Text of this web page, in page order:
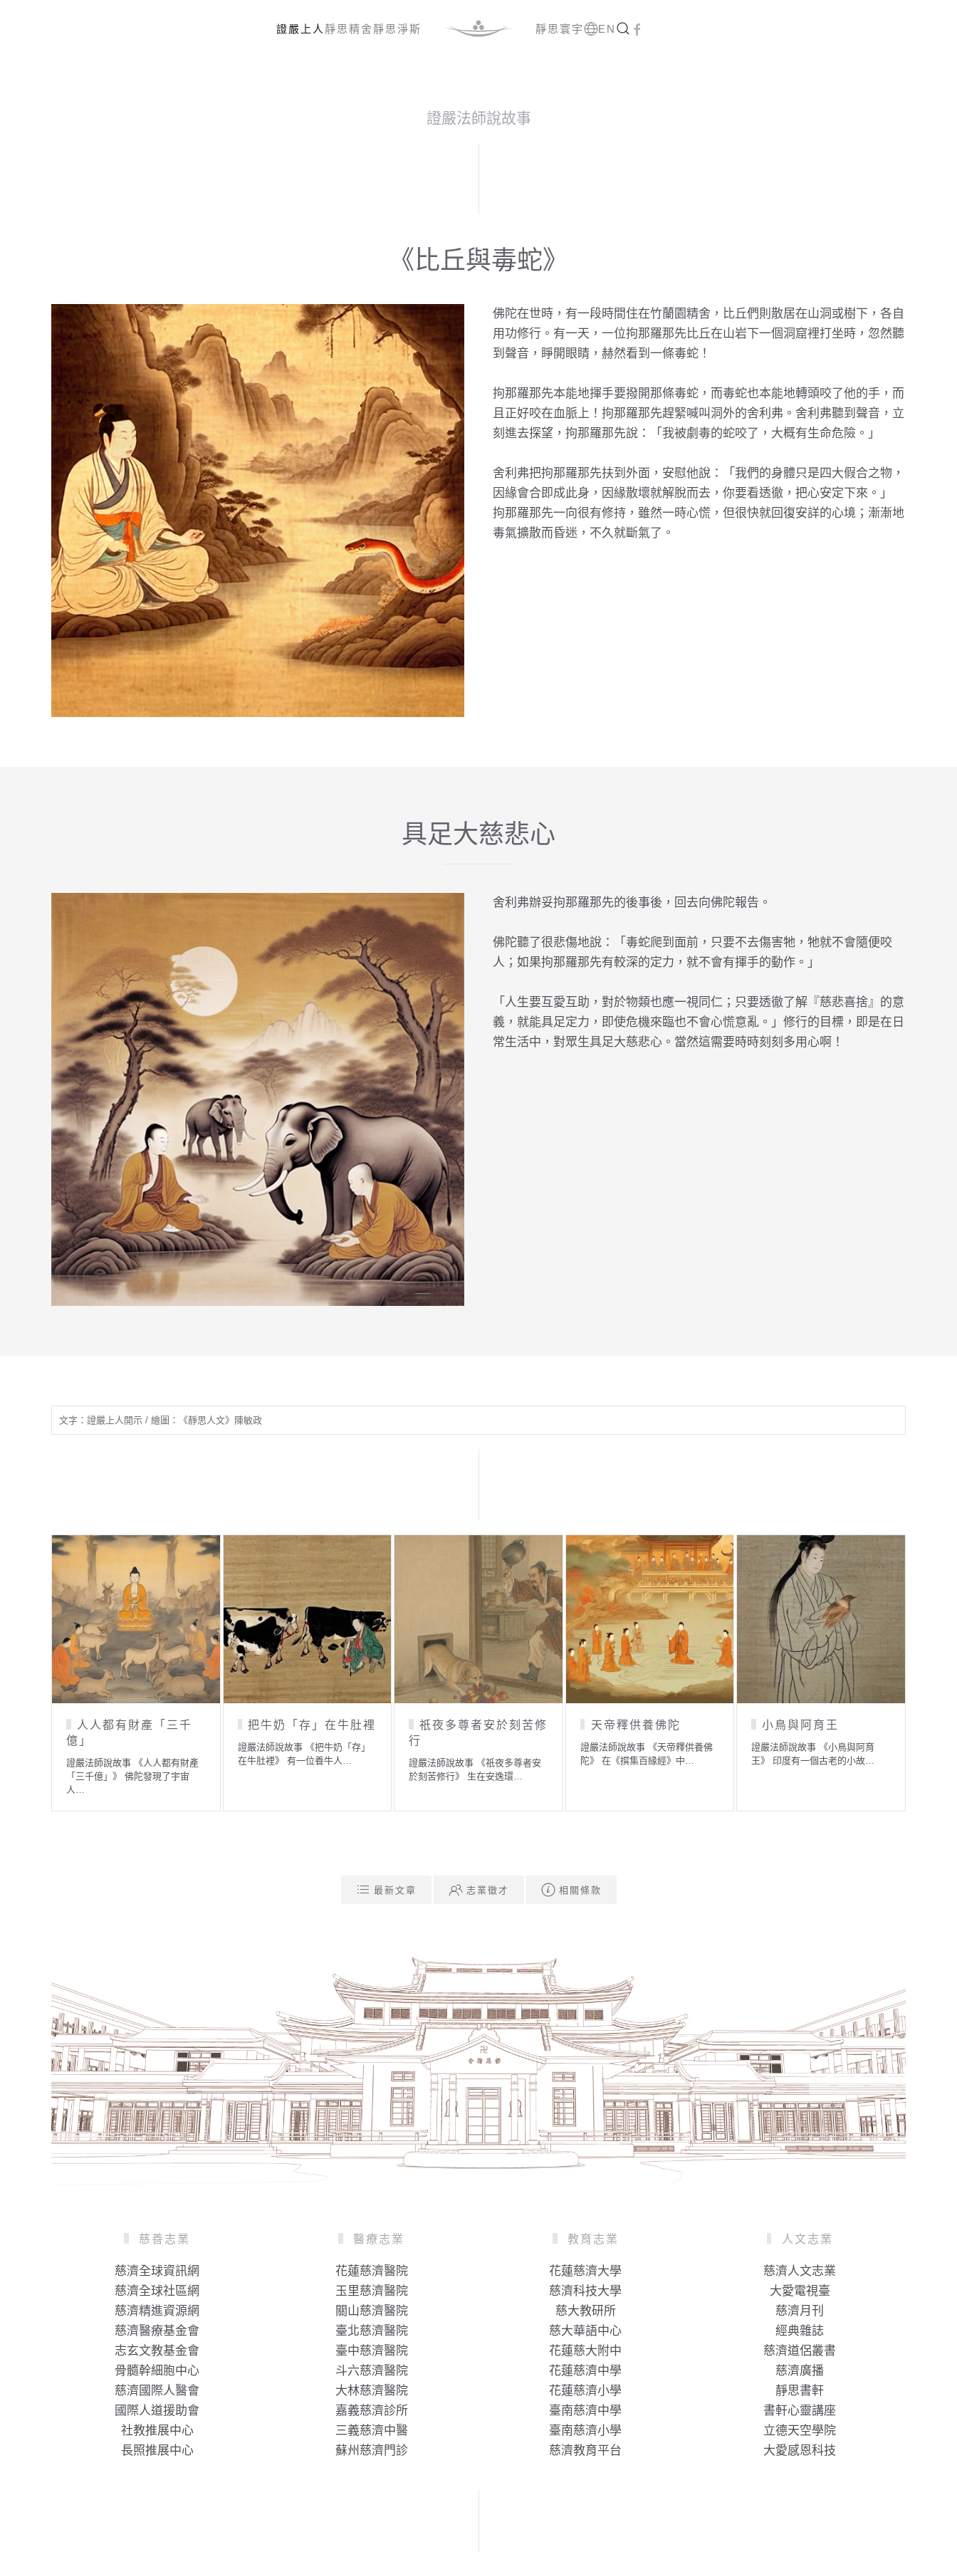
證嚴上人 靜思精舍靜思淨斯 靜思寰宇 EN
證嚴法師說故事
《比丘與毒蛇》
佛陀在世時，有一段時間住在竹蘭園精舍，比丘們則散居在山洞或樹下，各自
用功修行。有一天，一位拘那羅那先比丘在山岩下一個洞窟裡打坐時，忽然聽
到聲音，睜開眼睛，赫然看到一條毒蛇！
拘那羅那先本能地揮手要撥開那條毒蛇，而毒蛇也本能地轉頭咬了他的手，而
且正好咬在血脈上！拘那羅那先趕緊喊叫洞外的舍利弗。舍利弗聽到聲音，立
刻進去探望，拘那羅那先說：「我被劇毒的蛇咬了，大概有生命危險。」
舍利弗把拘那羅那先扶到外面，安慰他說：「我們的身體只是四大假合之物，
因緣會合即成此身，因緣散壞就解脫而去，你要看透徹，把心安定下來。」
拘那羅那先一向很有修持，雖然一時心慌，但很快就回復安詳的心境；漸漸地
毒氣擴散而昏迷，不久就斷氣了。
具足大慈悲心
舍利弗辦妥拘那羅那先的後事後，回去向佛陀報告。
佛陀聽了很悲傷地說：「毒蛇爬到面前，只要不去傷害牠，牠就不會隨便咬
人；如果拘那羅那先有較深的定力，就不會有揮手的動作。」
「人生要互愛互助，對於物類也應一視同仁；只要透徹了解『慈悲喜捨』的意
義，就能具足定力，即使危機來臨也不會心慌意亂。」修行的目標，即是在日
常生活中，對眾生具足大慈悲心。當然這需要時時刻刻多用心啊！
文字：證嚴上人開示 / 繪圖：《靜思人文》陳敏政
人人都有財產「三千
億」
證嚴法師說故事 《人人都有財產
「三千億」》 佛陀發現了宇宙
人…
把牛奶「存」在牛肚裡
證嚴法師說故事 《把牛奶「存」
在牛肚裡》 有一位養牛人…
祇夜多尊者安於刻苦修
行
證嚴法師說故事 《祇夜多尊者安
於刻苦修行》 生在安逸環…
天帝釋供養佛陀
證嚴法師說故事 《天帝釋供養佛
陀》 在《撰集百緣經》中…
小鳥與阿育王
證嚴法師說故事 《小鳥與阿育
王》 印度有一個古老的小故…
最新文章 志業徵才 相關條款
慈善志業
慈濟全球資訊網
慈濟全球社區網
慈濟精進資源網
慈濟醫療基金會
志玄文教基金會
骨髓幹細胞中心
慈濟國際人醫會
國際人道援助會
社教推展中心
長照推展中心
醫療志業
花蓮慈濟醫院
玉里慈濟醫院
關山慈濟醫院
臺北慈濟醫院
臺中慈濟醫院
斗六慈濟醫院
大林慈濟醫院
嘉義慈濟診所
三義慈濟中醫
蘇州慈濟門診
教育志業
花蓮慈濟大學
慈濟科技大學
慈大教研所
慈大華語中心
花蓮慈大附中
花蓮慈濟中學
花蓮慈濟小學
臺南慈濟中學
臺南慈濟小學
慈濟教育平台
人文志業
慈濟人文志業
大愛電視臺
慈濟月刊
經典雜誌
慈濟道侶叢書
慈濟廣播
靜思書軒
書軒心靈講座
立德天空學院
大愛感恩科技